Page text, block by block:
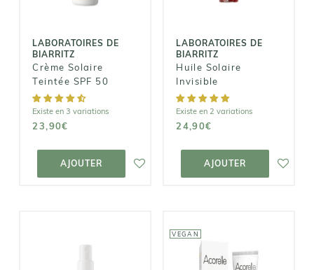
LABORATOIRES DE
BIARRITZ
Crème Solaire
Teintée SPF 50
Existe en 3 variations
23,90€
AJOUTER
AJOUTER AU
PANIER
LABORATOIRES DE
BIARRITZ
Huile Solaire
Invisible
Existe en 2 variations
24,90€
AJOUTER
AJOUTER AU
PANIER
VEGAN